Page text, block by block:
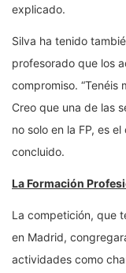
explicado.
Silva ha tenido
profesorado que los
compromiso. “Tenéis
Creo que una de las
no solo en la FP, es
concluido.
La Formación
La competición, que
en Madrid,
actividades como